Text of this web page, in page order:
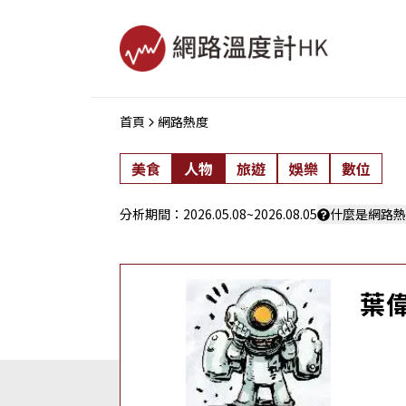
首頁 網路熱度
美食 人物 旅遊 娛樂 數位
分析期間： 2026.05.08~2026.08.05 什麼是網路
葉